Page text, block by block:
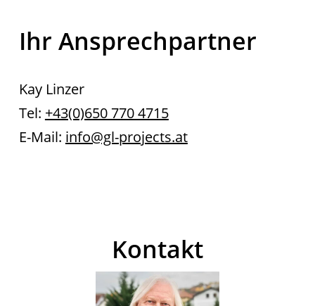
Ihr Ansprechpartner
Kay Linzer
Tel: +43(0)650 770 4715
E-Mail: info@gl-projects.at
Kontakt